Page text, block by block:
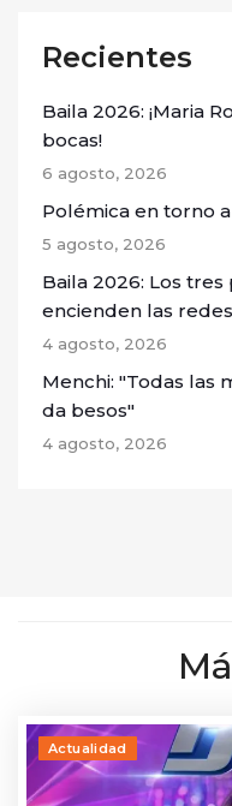
Recientes
Baila 2026: ¡Maria
bocas!
6 agosto, 2026
Polémica en torno
5 agosto, 2026
Baila 2026: Los
encienden las redes
4 agosto, 2026
Menchi: "Todas las
da besos"
4 agosto, 2026
Actualidad